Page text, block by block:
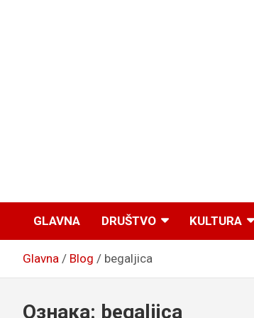
GLAVNA DRUŠTVO KULTURA
Glavna Blog begaljica
Ознака: begaljica